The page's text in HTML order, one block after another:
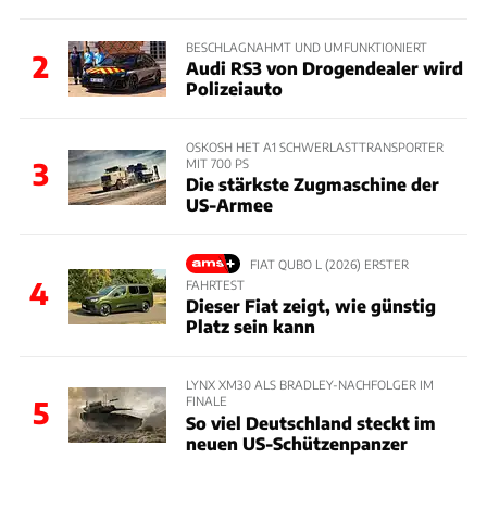
2
BESCHLAGNAHMT UND UMFUNKTIONIERT
Audi RS3 von Drogendealer wird
Polizeiauto
3
OSKOSH HET A1 SCHWERLASTTRANSPORTER
MIT 700 PS
Die stärkste Zugmaschine der
US-Armee
4
FIAT QUBO L (2026) ERSTER
FAHRTEST
Dieser Fiat zeigt, wie günstig
Platz sein kann
5
LYNX XM30 ALS BRADLEY-NACHFOLGER IM
FINALE
So viel Deutschland steckt im
neuen US-Schützenpanzer